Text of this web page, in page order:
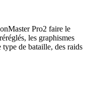
Pro2 faire le
les graphismes
de bataille, des raids